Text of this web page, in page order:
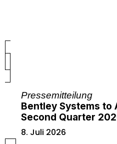
Pressemitteilung
Bentley Systems to
Second Quarter
8. Juli 2026